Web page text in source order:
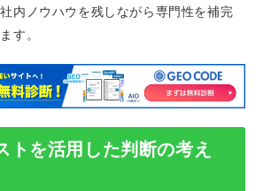
内ノウハウを残しながら専門性を補完
す。
トを活用した判断の考え